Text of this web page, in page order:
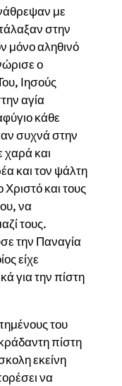
με
στην
μόνο αληθινό
ο
Ιησούς
αγία
κάθε
συχνά στην
χαρά και
και τον ψάλτη
και τους
να
τους.
την Παναγία
είχε
για την πίστη
του
πίστη
εκείνη
να